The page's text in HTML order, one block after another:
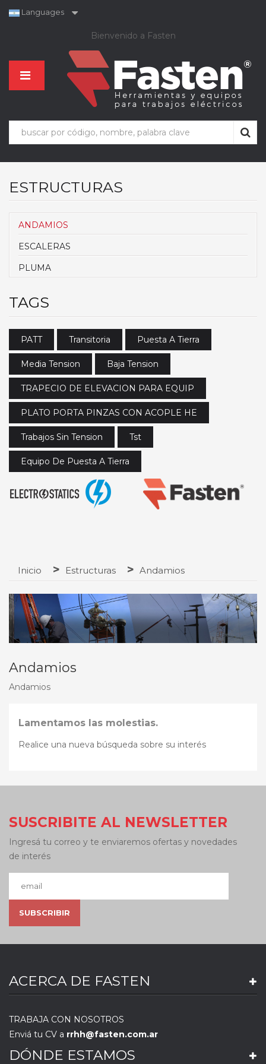
Languages
Bienvenido a Fasten
ESTRUCTURAS
ANDAMIOS
ESCALERAS
PLUMA
TAGS
PATT Transitoria Puesta A Tierra
Media Tension Baja Tension
TRAPECIO DE ELEVACION PARA EQUIP
PLATO PORTA PINZAS CON ACOPLE HE
Trabajos Sin Tension Tst
Equipo De Puesta A Tierra
Inicio Estructuras Andamios
Andamios
Andamios
Lamentamos las molestias.
Realice una nueva búsqueda sobre su interés
SUSCRIBITE AL NEWSLETTER
Ingresá tu correo y te enviaremos ofertas y novedades
de interés
ACERCA DE FASTEN
TRABAJA CON NOSOTROS
Enviá tu CV a rrhh@fasten.com.ar
DÓNDE ESTAMOS